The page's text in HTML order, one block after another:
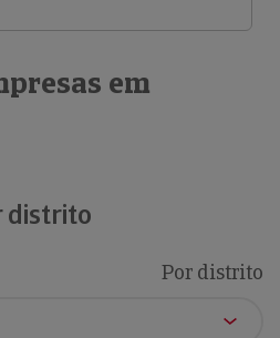
em
distrito
Por distrito